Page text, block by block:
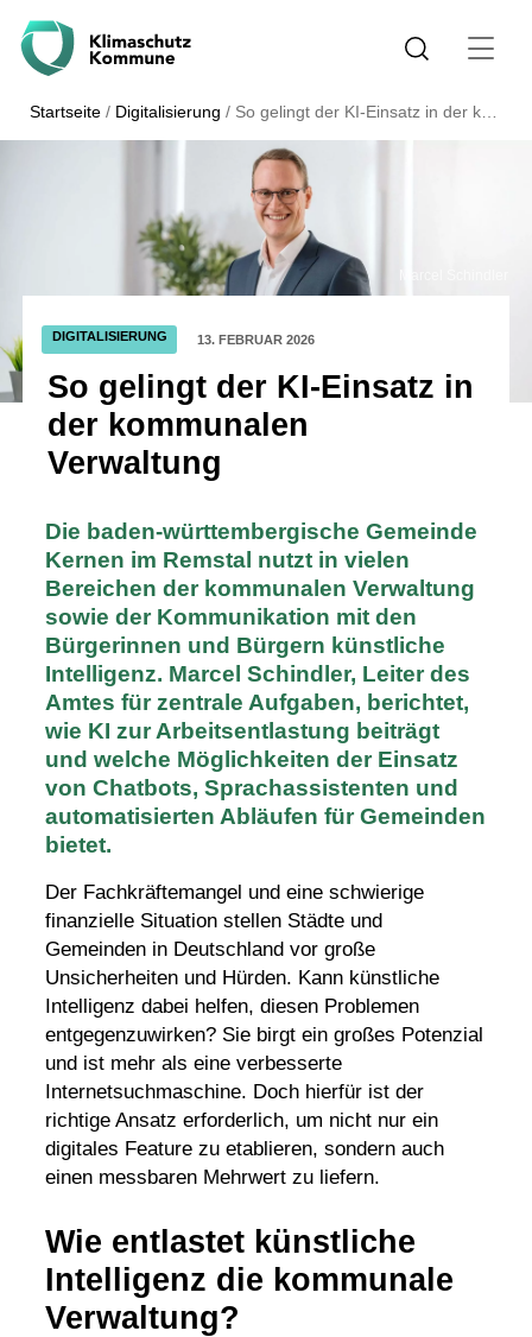
Startseite / Digitalisierung / So gelingt der KI-Einsatz in der kommunalen Verwaltung
DIGITALISIERUNG 13. FEBRUAR 2026
So gelingt der KI-Einsatz in
der kommunalen
Verwaltung
Die baden-württembergische Gemeinde
Kernen im Remstal nutzt in vielen
Bereichen der kommunalen Verwaltung
sowie der Kommunikation mit den
Bürgerinnen und Bürgern künstliche
Intelligenz. Marcel Schindler, Leiter des
Amtes für zentrale Aufgaben, berichtet,
wie KI zur Arbeitsentlastung beiträgt
und welche Möglichkeiten der Einsatz
von Chatbots, Sprachassistenten und
automatisierten Abläufen für Gemeinden
bietet.
Der Fachkräftemangel und eine schwierige
finanzielle Situation stellen Städte und
Gemeinden in Deutschland vor große
Unsicherheiten und Hürden. Kann künstliche
Intelligenz dabei helfen, diesen Problemen
entgegenzuwirken? Sie birgt ein großes Potenzial
und ist mehr als eine verbesserte
Internetsuchmaschine. Doch hierfür ist der
richtige Ansatz erforderlich, um nicht nur ein
digitales Feature zu etablieren, sondern auch
einen messbaren Mehrwert zu liefern.
Wie entlastet künstliche
Intelligenz die kommunale
Verwaltung?